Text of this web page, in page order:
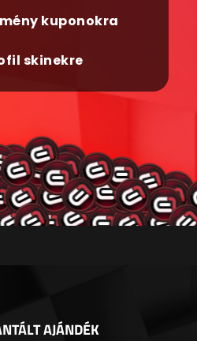
kuponokra
skinekre
AJÁNDÉK